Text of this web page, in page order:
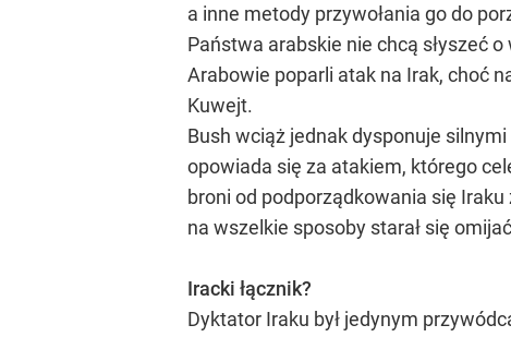
a inne metody przywołania go do
Państwa arabskie nie chcą słyszeć
Arabowie poparli atak na Irak, choć
Kuwejt.
Bush wciąż jednak dysponuje
opowiada się za atakiem, którego
broni od podporządkowania się
na wszelkie sposoby starał się
Iracki łącznik?
Dyktator Iraku był jedynym